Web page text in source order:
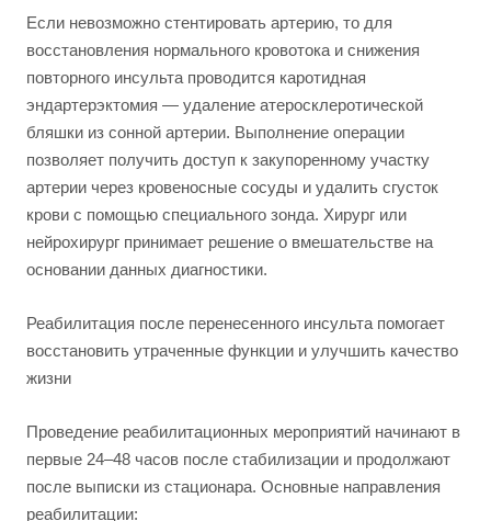
Если невозможно стентировать артерию, то для
восстановления нормального кровотока и снижения
повторного инсульта проводится каротидная
эндартерэктомия — удаление атеросклеротической
бляшки из сонной артерии. Выполнение операции
позволяет получить доступ к закупоренному участку
артерии через кровеносные сосуды и удалить сгусток
крови с помощью специального зонда. Хирург или
нейрохирург принимает решение о вмешательстве на
основании данных диагностики.
Реабилитация после перенесенного инсульта помогает
восстановить утраченные функции и улучшить качество
жизни
Проведение реабилитационных мероприятий начинают в
первые 24–48 часов после стабилизации и продолжают
после выписки из стационара. Основные направления
реабилитации: